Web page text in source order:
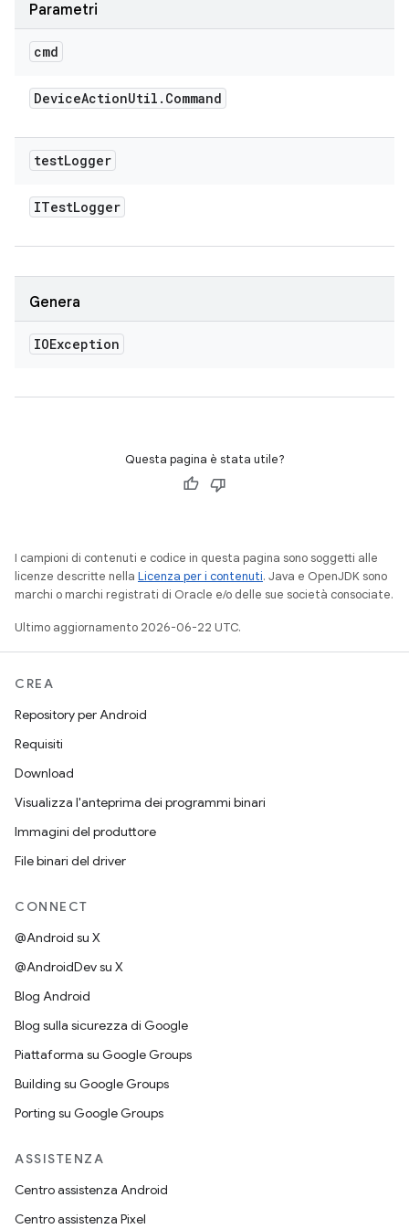
Parametri
cmd
DeviceActionUtil . Command
testLogger
ITestLogger
Genera
IOException
Questa pagina è stata utile?
I campioni di contenuti e codice in questa pagina sono soggetti alle
licenze descritte nella Licenza per i contenuti. Java e OpenJDK sono
marchi o marchi registrati di Oracle e/o delle sue società consociate.
Ultimo aggiornamento 2026-06-22 UTC.
CREA
Repository per Android
Requisiti
Download
Visualizza l'anteprima dei programmi binari
Immagini del produttore
File binari del driver
CONNECT
@Android su X
@AndroidDev su X
Blog Android
Blog sulla sicurezza di Google
Piattaforma su Google Groups
Building su Google Groups
Porting su Google Groups
ASSISTENZA
Centro assistenza Android
Centro assistenza Pixel